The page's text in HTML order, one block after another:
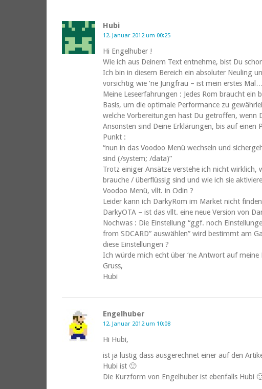
Hubi
12. Januar 2012 um 00:25
Hi Engelhuber !
Wie ich aus Deinem Text entnehme, bist Du
Ich bin in diesem Bereich ein absoluter Neuling
vorsichtig wie ‘ne Jungfrau – ist mein erstes
Meine Leseerfahrungen : Jedes Rom braucht ein
Basis, um die optimale Performance zu
welche Vorbereitungen hast Du getroffen, wenn
Ansonsten sind Deine Erklärungen, bis auf einen
Punkt :
“nun in das Voodoo Menü wechseln und
sind (/system; /data)”
Trotz einiger Ansätze verstehe ich nicht wirklich,
brauche / überflüssig sind und wie ich sie
Voodoo Menü, vllt. in Odin ?
Leider kann ich DarkyRom im Market nicht
DarkyOTA – ist das vllt. eine neue Version von
Nochwas : Die Einstellung “ggf. noch
from SDCARD” auswählen” wird bestimmt am
diese Einstellungen ?
Ich würde mich echt über ‘ne Antwort auf
Gruss,
Hubi
Engelhuber
12. Januar 2012 um 10:08
Hi Hubi,
ist ja lustig dass ausgerechnet einer auf den
Hubi ist 🙂
Die Kurzform von Engelhuber ist ebenfalls Hubi